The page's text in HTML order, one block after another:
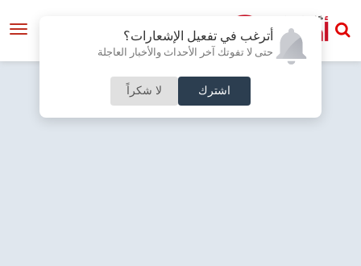
أترغب في تفعيل الإشعارات؟
حتى لا تفوتك آخر الأحداث والأخبار العاجلة
اشترك لا شكراً